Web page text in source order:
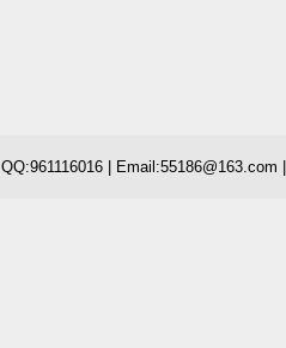
QQ:961116016 | Email:55186@163.com